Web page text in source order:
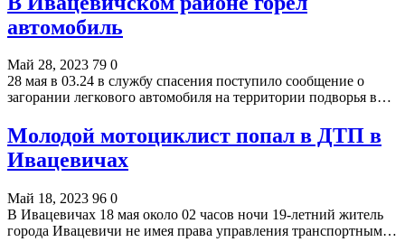
автомобиль
Май 28, 2023 79 0
28 мая в 03.24 в службу спасения поступило сообщение о
загорании легкового автомобиля на территории подворья в…
Молодой мотоциклист попал в ДТП в
Ивацевичах
Май 18, 2023 96 0
В Ивацевичах 18 мая около 02 часов ночи 19-летний житель
города Ивацевичи не имея права управления транспортным…